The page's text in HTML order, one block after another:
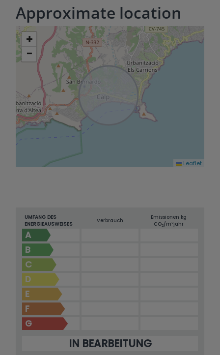
Approximate location
+
−
Leaflet
UMFANG DES
ENERGIEAUSWEISES
Verbrauch
Emissionen kg
CO2/m2jahr
A
B
C
D
E
F
G
IN BEARBEITUNG